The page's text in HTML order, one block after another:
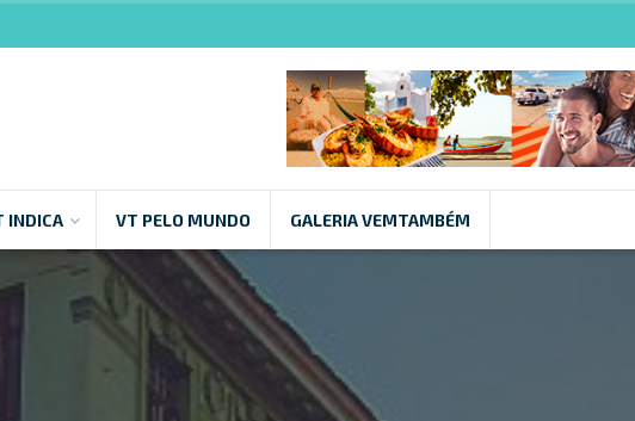
INDICA VT PELO MUNDO GALERIA VEMTAMBÉM